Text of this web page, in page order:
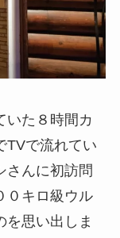
いた８時間カ
TVで流れてい
さんに初訪問
０キロ級ウル
思い出しま